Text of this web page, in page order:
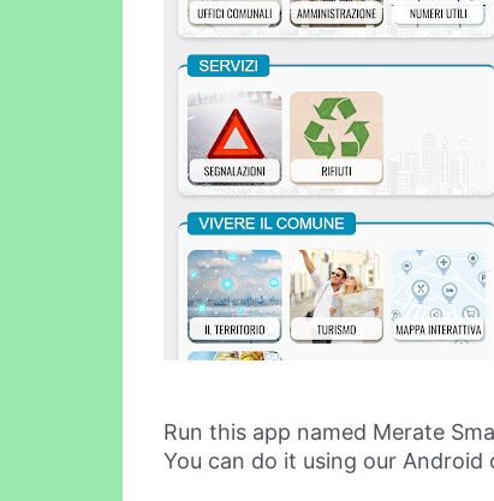
Run this app named Merate
You can do it using our Android